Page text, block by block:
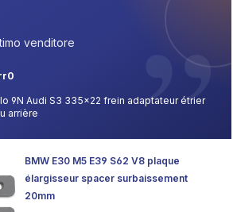
venditore
9N Audi S3 335x22 frein adaptateur étrier
arrière
BMW E30 M5 E39 S62 V8 plaque
élargisseur spacer surbaissement
20mm